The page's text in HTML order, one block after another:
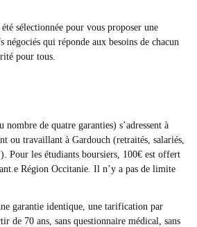
sélectionnée pour vous proposer une
négociés qui réponde aux besoins de chacun
pour tous.
de quatre garanties) s’adressent à
ou travaillant à Gardouch (retraités, salariés,
Pour les étudiants boursiers, 100€ est offert
Région Occitanie. Il n’y a pas de limite
garantie identique, une tarification par
de 70 ans, sans questionnaire médical, sans